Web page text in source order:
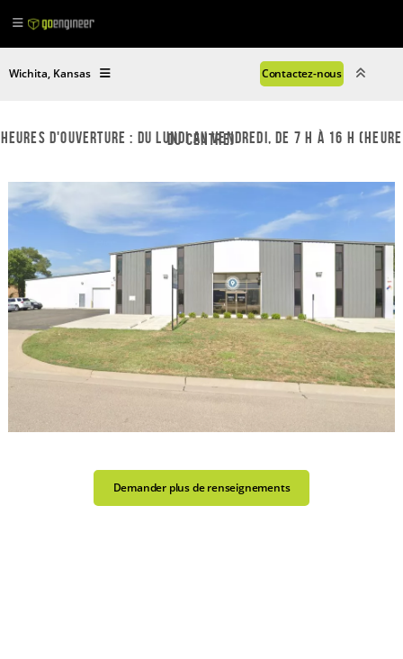
Wichita, Kansas Contactez-nous
Heures d'ouverture : du lundi au vendredi, de 7 h à 16 h (heure du Centre)
Demander plus de renseignements